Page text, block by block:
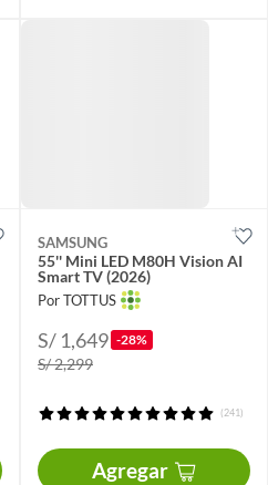
SAMSUNG
55'' Mini LED M80H Vision AI
Smart TV (2026)
Por TOTTUS
S/ 1,649 -28%
S/ 2,299
(241)
Agregar